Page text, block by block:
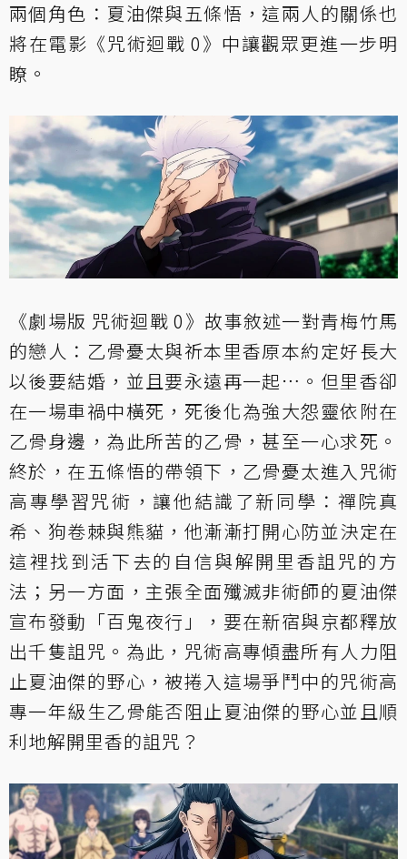
兩個角色：夏油傑與五條悟，這兩人的關係也
將在電影《咒術迴戰 0》中讓觀眾更進一步明
瞭。
《劇場版 咒術迴戰 0》故事敘述一對青梅竹馬
的戀人：乙骨憂太與祈本里香原本約定好長大
以後要結婚，並且要永遠再一起…。但里香卻
在一場車禍中橫死，死後化為強大怨靈依附在
乙骨身邊，為此所苦的乙骨，甚至一心求死。
終於，在五條悟的帶領下，乙骨憂太進入咒術
高專學習咒術，讓他結識了新同學：禪院真
希、狗卷棘與熊貓，他漸漸打開心防並決定在
這裡找到活下去的自信與解開里香詛咒的方
法；另一方面，主張全面殲滅非術師的夏油傑
宣布發動「百鬼夜行」，要在新宿與京都釋放
出千隻詛咒。為此，咒術高專傾盡所有人力阻
止夏油傑的野心，被捲入這場爭鬥中的咒術高
專一年級生乙骨能否阻止夏油傑的野心並且順
利地解開里香的詛咒？